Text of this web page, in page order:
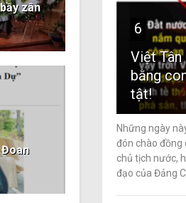
zân
6
Việt Tân
bằng
tật!
Những ngày
đón chào đồng
chủ tịch nước,
đạo của Đảng